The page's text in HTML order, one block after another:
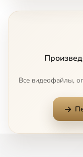
Единое
Инок
Все видеофайлы,